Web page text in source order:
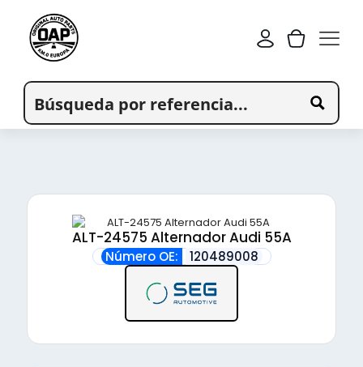
ALT-24575 Alternador Audi 55A
Número OE: 120489008